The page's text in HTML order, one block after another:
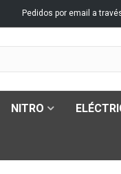
Pedidos por email a
NITRO